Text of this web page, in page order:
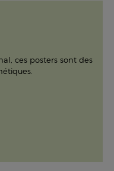
ces posters sont des